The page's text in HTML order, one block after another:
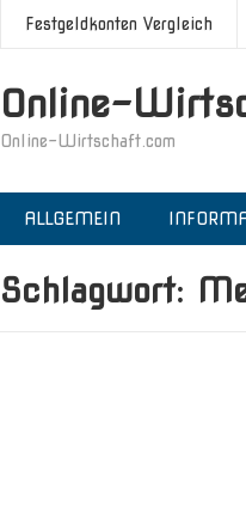
Festgeldkonten Vergleich
Online-
Online-Wirtschaft.com
ALLGEMEIN
Schlagwort: